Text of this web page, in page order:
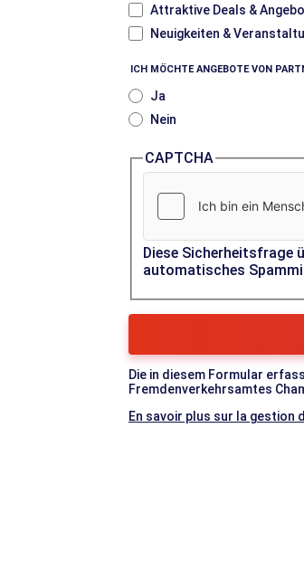
Attraktive Deals &
Neuigkeiten &
ICH MÖCHTE ANGEBOTE VON
Ja
Nein
CAPTCHA
Diese Sicherheitsfrage
automatisches
Die in diesem Formular
Fremdenverkehrsamtes
En savoir plus sur la gestion